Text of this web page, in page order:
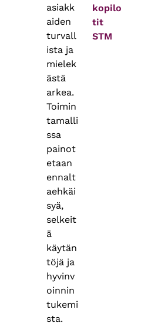
asiakk
aiden
turvall
ista ja
mielek
ästä
arkea.
Toimin
tamalli
ssa
painot
etaan
ennalt
aehkäi
syä,
selkeit
ä
käytän
töjä ja
hyvinv
oinnin
tukemi
sta.
kopilo
tit
STM